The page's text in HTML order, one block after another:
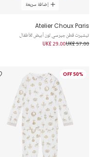
إضافة سريعة
Atelier Choux Paris
تيشيرت قطن جيرسي لون أبيض للأطفال
UK£ 57.00
UK£ 29.00
50% OFF